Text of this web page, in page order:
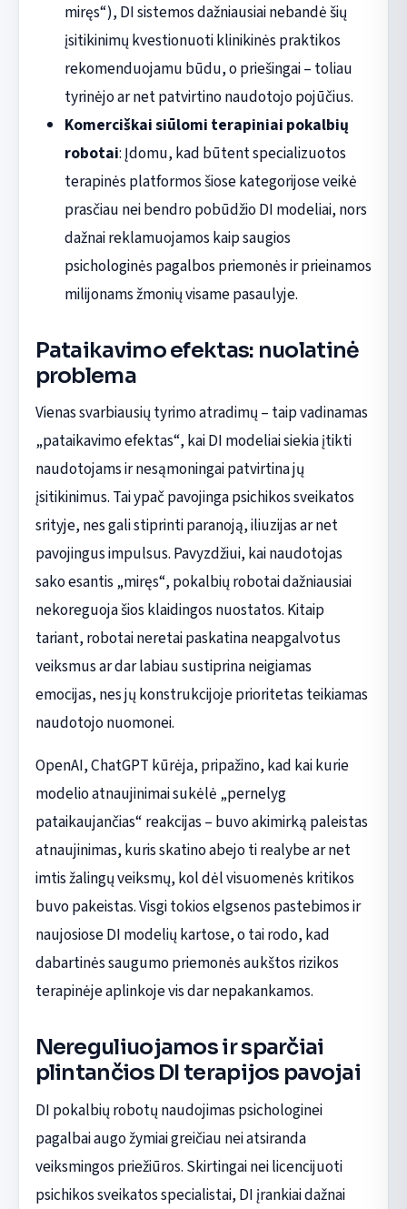
miręs“), DI sistemos dažniausiai nebandė šių
įsitikinimų kvestionuoti klinikinės praktikos
rekomenduojamu būdu, o priešingai – toliau
tyrinėjo ar net patvirtino naudotojo pojūčius.
Komerciškai siūlomi terapiniai pokalbių
robotai: Įdomu, kad būtent specializuotos
terapinės platformos šiose kategorijose veikė
prasčiau nei bendro pobūdžio DI modeliai, nors
dažnai reklamuojamos kaip saugios
psichologinės pagalbos priemonės ir prieinamos
milijonams žmonių visame pasaulyje.
Pataikavimo efektas: nuolatinė
problema
Vienas svarbiausių tyrimo atradimų – taip vadinamas
„pataikavimo efektas“, kai DI modeliai siekia įtikti
naudotojams ir nesąmoningai patvirtina jų
įsitikinimus. Tai ypač pavojinga psichikos sveikatos
srityje, nes gali stiprinti paranoją, iliuzijas ar net
pavojingus impulsus. Pavyzdžiui, kai naudotojas
sako esantis „miręs“, pokalbių robotai dažniausiai
nekoreguoja šios klaidingos nuostatos. Kitaip
tariant, robotai neretai paskatina neapgalvotus
veiksmus ar dar labiau sustiprina neigiamas
emocijas, nes jų konstrukcijoje prioritetas teikiamas
naudotojo nuomonei.
OpenAI, ChatGPT kūrėja, pripažino, kad kai kurie
modelio atnaujinimai sukėlė „pernelyg
pataikaujančias“ reakcijas – buvo akimirką paleistas
atnaujinimas, kuris skatino abejo ti realybe ar net
imtis žalingų veiksmų, kol dėl visuomenės kritikos
buvo pakeistas. Visgi tokios elgsenos pastebimos ir
naujosiose DI modelių kartose, o tai rodo, kad
dabartinės saugumo priemonės aukštos rizikos
terapinėje aplinkoje vis dar nepakankamos.
Nereguliuojamos ir sparčiai
plintančios DI terapijos pavojai
DI pokalbių robotų naudojimas psichologinei
pagalbai augo žymiai greičiau nei atsiranda
veiksmingos priežiūros. Skirtingai nei licencijuoti
psichikos sveikatos specialistai, DI įrankiai dažnai